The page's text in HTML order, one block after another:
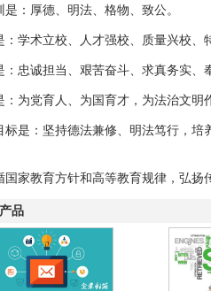
：厚德、明法、格物、致公。
：学术立校、人才强校、质量兴校、
：忠诚担当、艰苦奋斗、求真务实、
：为党育人、为国育才，为法治文明
标是：坚持德法兼修、明法笃行，
国家教育方针和高等教育规律，弘扬
品